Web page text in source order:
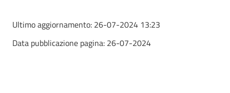
Ultimo aggiornamento: 26-07-2024 13:23
Data pubblicazione pagina: 26-07-2024